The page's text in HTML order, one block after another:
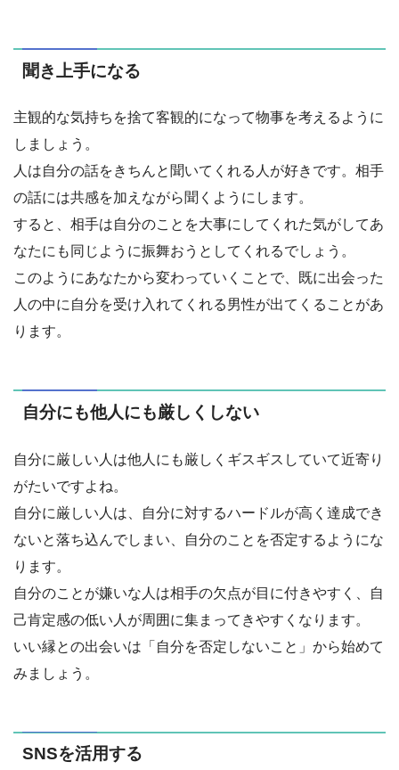
聞き上手になる
主観的な気持ちを捨て客観的になって物事を考えるように
しましょう。
人は自分の話をきちんと聞いてくれる人が好きです。相手
の話には共感を加えながら聞くようにします。
すると、相手は自分のことを大事にしてくれた気がしてあ
なたにも同じように振舞おうとしてくれるでしょう。
このようにあなたから変わっていくことで、既に出会った
人の中に自分を受け入れてくれる男性が出てくることがあ
ります。
自分にも他人にも厳しくしない
自分に厳しい人は他人にも厳しくギスギスしていて近寄り
がたいですよね。
自分に厳しい人は、自分に対するハードルが高く達成でき
ないと落ち込んでしまい、自分のことを否定するようにな
ります。
自分のことが嫌いな人は相手の欠点が目に付きやすく、自
己肯定感の低い人が周囲に集まってきやすくなります。
いい縁との出会いは「自分を否定しないこと」から始めて
みましょう。
SNSを活用する